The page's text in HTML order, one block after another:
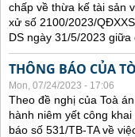
chấp về thừa kế tài sản
xử số 2100/2023/
DS ngày 31/5/2023
THÔNG BÁO CỦA
Mon, 07/24/2023 - 17:06
Theo đề nghị của Toà
hành niêm yết công
báo số 531/TB-TA về